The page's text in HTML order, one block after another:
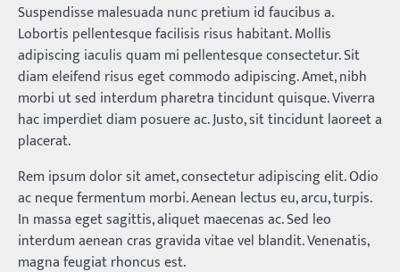
Suspendisse malesuada nunc pretium id faucibus a.
Lobortis pellentesque facilisis risus habitant. Mollis
adipiscing iaculis quam mi pellentesque consectetur. Sit
diam eleifend risus eget commodo adipiscing. Amet, nibh
morbi ut sed interdum pharetra tincidunt quisque. Viverra
hac imperdiet diam posuere ac. Justo, sit tincidunt laoreet a
placerat.
Rem ipsum dolor sit amet, consectetur adipiscing elit. Odio
ac neque fermentum morbi. Aenean lectus eu, arcu, turpis.
In massa eget sagittis, aliquet maecenas ac. Sed leo
interdum aenean cras gravida vitae vel blandit. Venenatis,
magna feugiat rhoncus est.